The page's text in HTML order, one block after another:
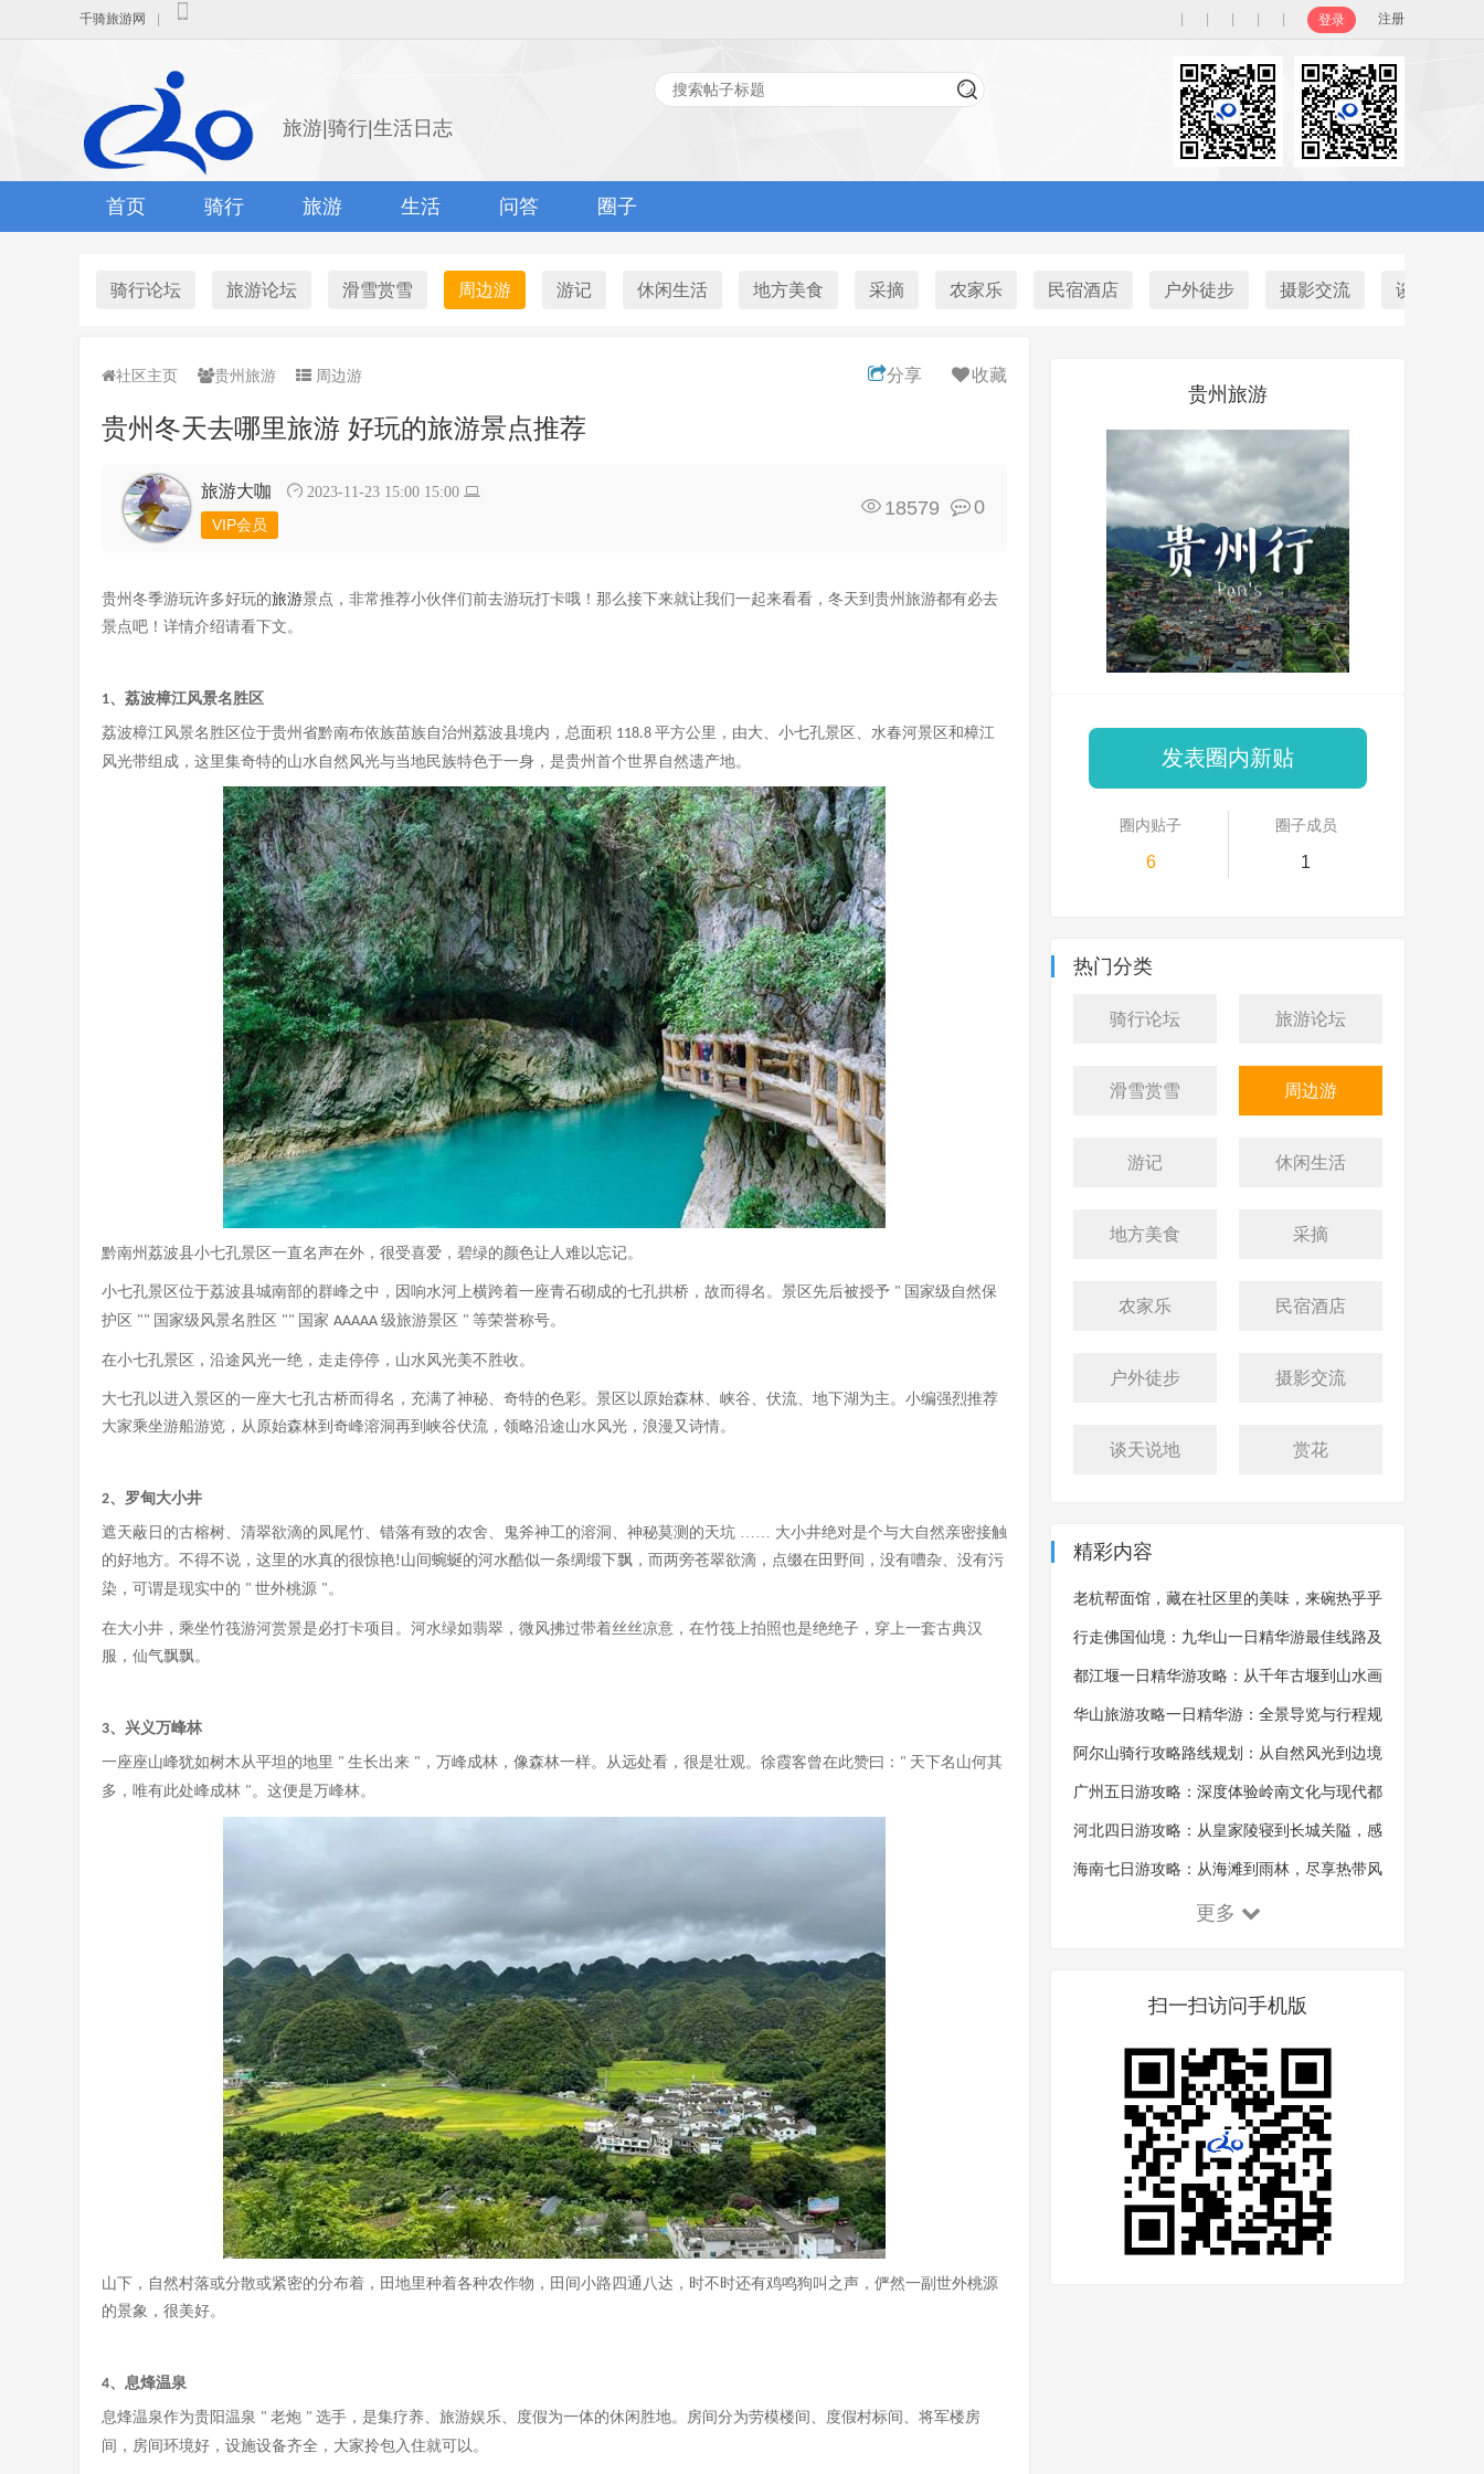
千骑旅游网 登录 注册
旅游|骑行|生活日志
首页 骑行 旅游 生活 问答 圈子
骑行论坛 旅游论坛 滑雪赏雪 周边游 游记 休闲生活 地方美食 采摘 农家乐 民宿酒店 户外徒步 摄影交流 谈天说地
社区主页 贵州旅游 周边游 分享 收藏
贵州冬天去哪里旅游 好玩的旅游景点推荐
旅游大咖 2023-11-23 15:00 15:00
VIP会员
18579 0
贵州冬季游玩许多好玩的旅游景点，非常推荐小伙伴们前去游玩打卡哦！那么接下来就让我们一起来看看，冬天到贵州旅游都有必去
景点吧！详情介绍请看下文。
1、荔波樟江风景名胜区
荔波樟江风景名胜区位于贵州省黔南布依族苗族自治州荔波县境内，总面积 118.8 平方公里，由大、小七孔景区、水春河景区和樟江
风光带组成，这里集奇特的山水自然风光与当地民族特色于一身，是贵州首个世界自然遗产地。
黔南州荔波县小七孔景区一直名声在外，很受喜爱，碧绿的颜色让人难以忘记。
小七孔景区位于荔波县城南部的群峰之中，因响水河上横跨着一座青石砌成的七孔拱桥，故而得名。景区先后被授予 " 国家级自然保
护区 "" 国家级风景名胜区 "" 国家 AAAAA 级旅游景区 " 等荣誉称号。
在小七孔景区，沿途风光一绝，走走停停，山水风光美不胜收。
大七孔以进入景区的一座大七孔古桥而得名，充满了神秘、奇特的色彩。景区以原始森林、峡谷、伏流、地下湖为主。小编强烈推荐
大家乘坐游船游览，从原始森林到奇峰溶洞再到峡谷伏流，领略沿途山水风光，浪漫又诗情。
2、罗甸大小井
遮天蔽日的古榕树、清翠欲滴的凤尾竹、错落有致的农舍、鬼斧神工的溶洞、神秘莫测的天坑 …… 大小井绝对是个与大自然亲密接触
的好地方。不得不说，这里的水真的很惊艳! 山间蜿蜒的河水酷似一条绸缎下飘，而两旁苍翠欲滴，点缀在田野间，没有嘈杂、没有污
染，可谓是现实中的 " 世外桃源 "。
在大小井，乘坐竹筏游河赏景是必打卡项目。河水绿如翡翠，微风拂过带着丝丝凉意，在竹筏上拍照也是绝绝子，穿上一套古典汉
服，仙气飘飘。
3、兴义万峰林
一座座山峰犹如树木从平坦的地里 " 生长出来 " ，万峰成林，像森林一样。从远处看，很是壮观。徐霞客曾在此赞曰： " 天下名山何其
多，唯有此处峰成林 "。这便是万峰林。
山下，自然村落或分散或紧密的分布着，田地里种着各种农作物，田间小路四通八达，时不时还有鸡鸣狗叫之声，俨然一副世外桃源
的景象，很美好。
4、息烽温泉
息烽温泉作为贵阳温泉 " 老炮 " 选手，是集疗养、旅游娱乐、度假为一体的休闲胜地。房间分为劳模楼间、度假村标间、将军楼房
间，房间环境好，设施设备齐全，大家拎包入住就可以。
贵州旅游
发表圈内新贴
圈内贴子
6
圈子成员
1
热门分类
骑行论坛 旅游论坛
滑雪赏雪 周边游
游记 休闲生活
地方美食 采摘
农家乐 民宿酒店
户外徒步 摄影交流
谈天说地 赏花
精彩内容
老杭帮面馆，藏在社区里的美味，来碗热乎乎
的杭帮面，吃完浑身舒畅
行走佛国仙境：九华山一日精华游最佳线路及
沿途风景概览
都江堰一日精华游攻略：从千年古堰到山水画
卷的全景探索
华山旅游攻略一日精华游：全景导览与行程规
划的艺术
阿尔山骑行攻略路线规划：从自然风光到边境
体验的探索之旅
广州五日游攻略：深度体验岭南文化与现代都
市魅力
河北四日游攻略：从皇家陵寝到长城关隘，感
受千年古韵！
海南七日游攻略：从海滩到雨林，尽享热带风
更多
扫一扫访问手机版